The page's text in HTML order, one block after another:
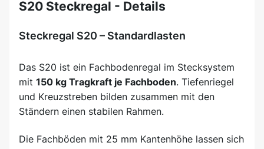
S20 Steckregal - Details
Steckregal S20 – Standardlasten
Das S20 ist ein Fachbodenregal im Stecksystem
mit 150 kg Tragkraft je Fachboden. Tiefenriegel
und Kreuzstreben bilden zusammen mit den
Ständern einen stabilen Rahmen.
Die Fachböden mit 25 mm Kantenhöhe lassen sich